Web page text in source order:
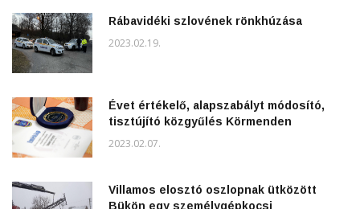
Rábavidéki szlovének rönkhúzása
2023.02.19.
Évet értékelő, alapszabályt módosító,
tisztújító közgyűlés Körmenden
2023.02.07.
Villamos elosztó oszlopnak ütközött
Bükön egy személygépkocsi